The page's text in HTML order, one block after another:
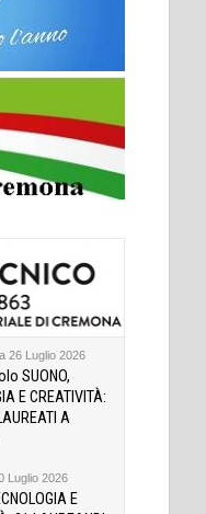
26 Luglio 2026
SUONO,
E CREATIVITÀ:
A
Luglio 2026
E